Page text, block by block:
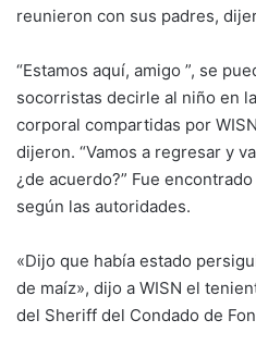
reunieron con sus padres,
“Estamos aquí, amigo ”, se
socorristas decirle al niño en
corporal compartidas por
dijeron. “Vamos a regresar y
¿de acuerdo?” Fue
según las autoridades.
«Dijo que había estado
de maíz», dijo a WISN el
del Sheriff del Condado de